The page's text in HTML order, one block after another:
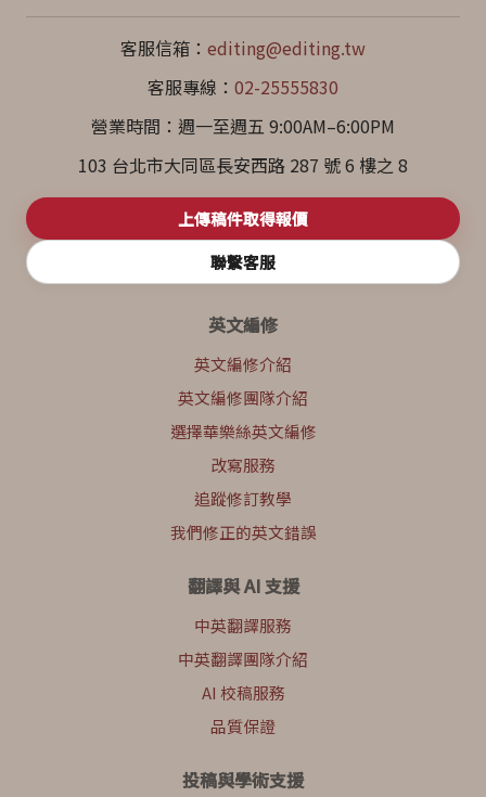
客服信箱： editing@editing.tw
客服專線： 02-25555830
營業時間：週一至週五 9:00AM–6:00PM
103 台北市大同區長安西路 287 號 6 樓之 8
上傳稿件取得報價
聯繫客服
英文編修
英文編修介紹
英文編修團隊介紹
選擇華樂絲英文編修
改寫服務
追蹤修訂教學
我們修正的英文錯誤
翻譯與 AI 支援
中英翻譯服務
中英翻譯團隊介紹
AI 校稿服務
品質保證
投稿與學術支援